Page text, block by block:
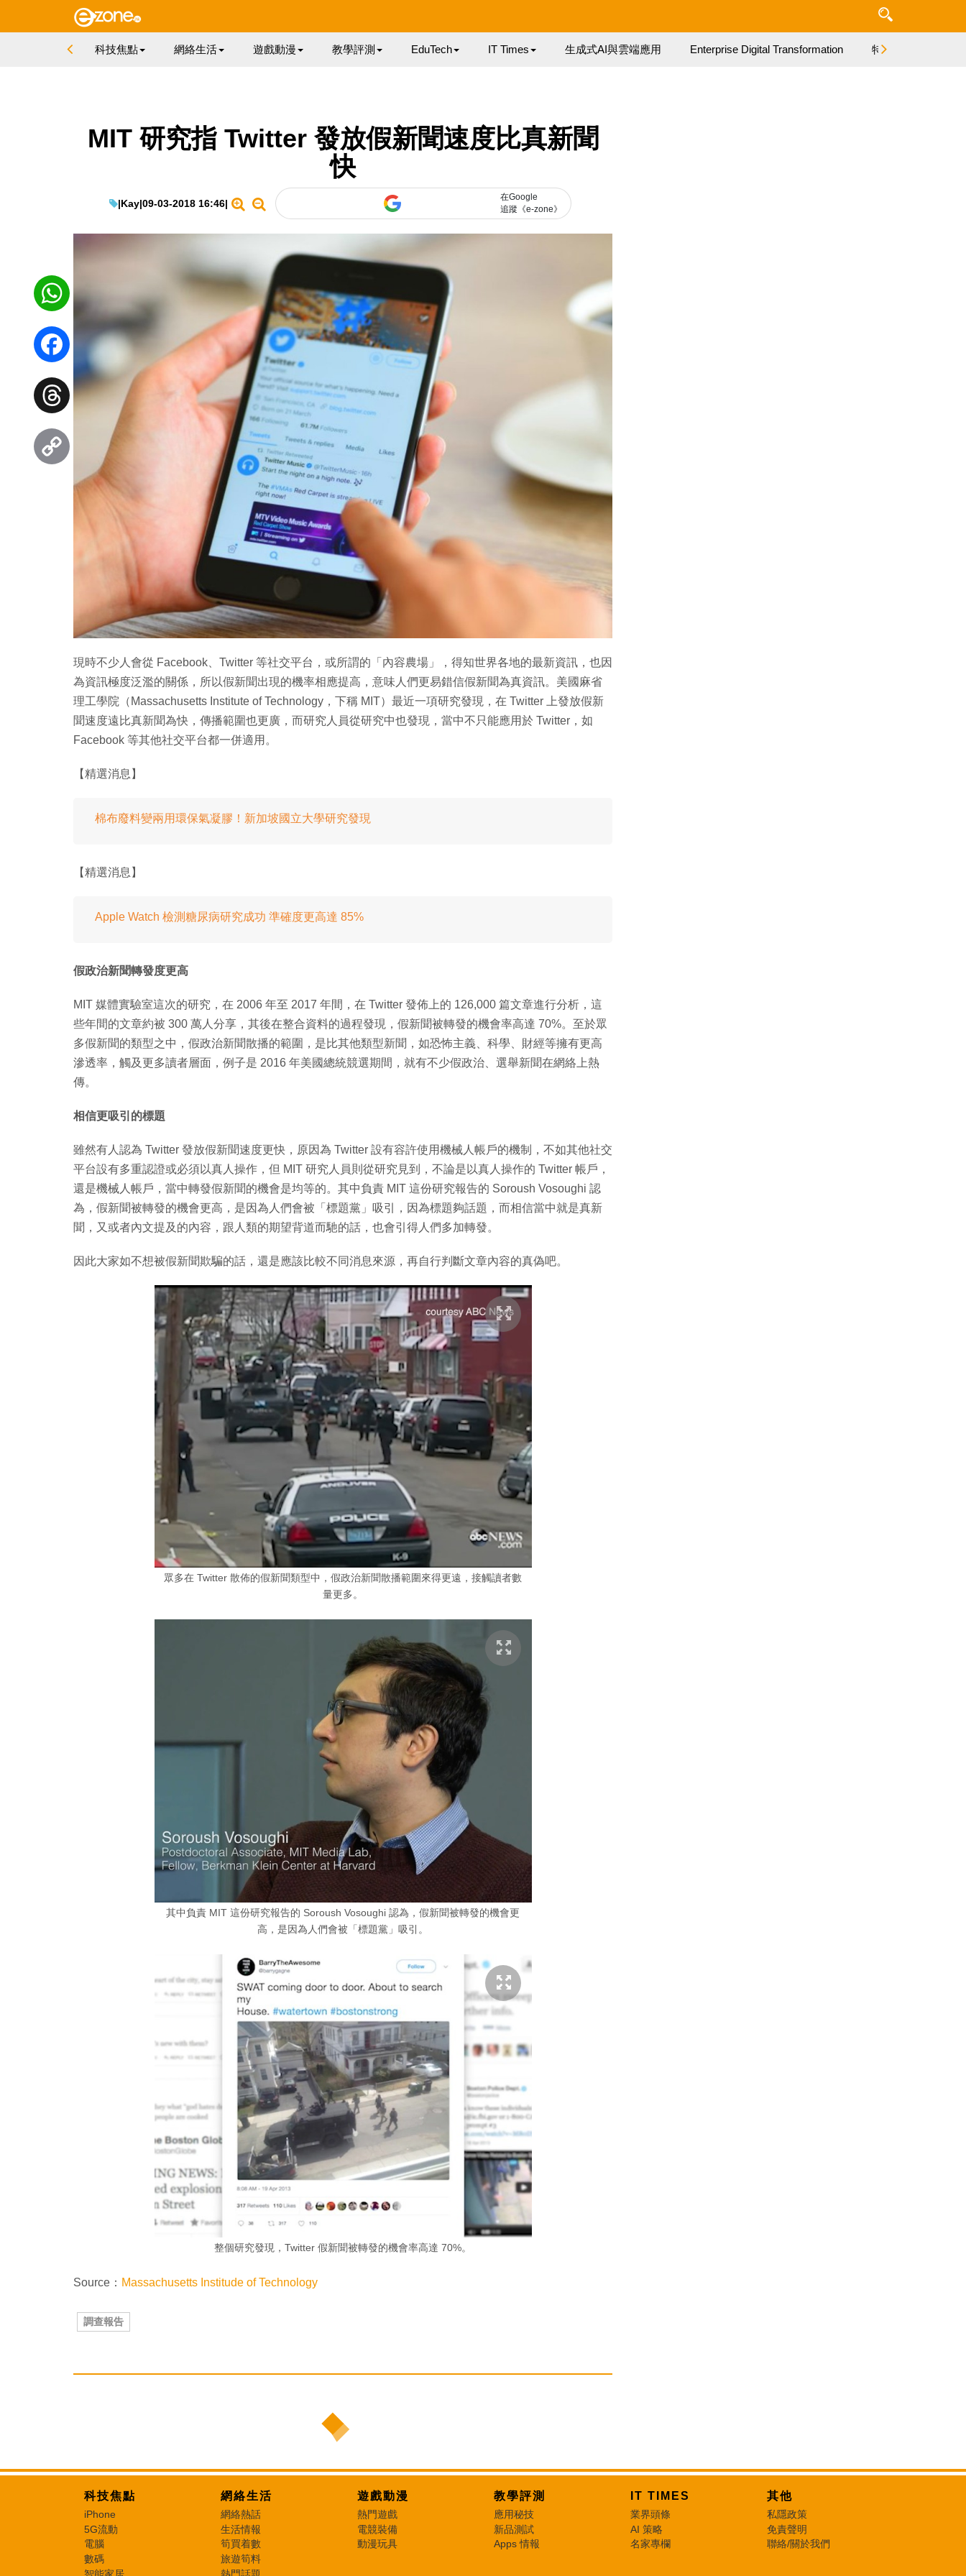
科技焦點 網絡生活 遊戲動漫 教學評測 EduTech IT Times 生成式AI與雲端應用 Enterprise Digital Transformation 特集
MIT 研究指 Twitter 發放假新聞速度比真新聞
快
|Kay|09-03-2018 16:46|
在Google
追蹤《e-zone》
現時不少人會從 Facebook、Twitter 等社交平台，或所謂的「內容農場」，得知世界各地的最新資訊，也因
為資訊極度泛濫的關係，所以假新聞出現的機率相應提高，意味人們更易錯信假新聞為真資訊。美國麻省
理工學院（Massachusetts Institute of Technology，下稱 MIT）最近一項研究發現，在 Twitter 上發放假新
聞速度遠比真新聞為快，傳播範圍也更廣，而研究人員從研究中也發現，當中不只能應用於 Twitter，如
Facebook 等其他社交平台都一併適用。
【精選消息】
棉布廢料變兩用環保氣凝膠！新加坡國立大學研究發現
【精選消息】
Apple Watch 檢測糖尿病研究成功 準確度更高達 85%
假政治新聞轉發度更高
MIT 媒體實驗室這次的研究，在 2006 年至 2017 年間，在 Twitter 發佈上的 126,000 篇文章進行分析，這
些年間的文章約被 300 萬人分享，其後在整合資料的過程發現，假新聞被轉發的機會率高達 70%。至於眾
多假新聞的類型之中，假政治新聞散播的範圍，是比其他類型新聞，如恐怖主義、科學、財經等擁有更高
滲透率，觸及更多讀者層面，例子是 2016 年美國總統競選期間，就有不少假政治、選舉新聞在網絡上熱
傳。
相信更吸引的標題
雖然有人認為 Twitter 發放假新聞速度更快，原因為 Twitter 設有容許使用機械人帳戶的機制，不如其他社交
平台設有多重認證或必須以真人操作，但 MIT 研究人員則從研究見到，不論是以真人操作的 Twitter 帳戶，
還是機械人帳戶，當中轉發假新聞的機會是均等的。其中負責 MIT 這份研究報告的 Soroush Vosoughi 認
為，假新聞被轉發的機會更高，是因為人們會被「標題黨」吸引，因為標題夠話題，而相信當中就是真新
聞，又或者內文提及的內容，跟人類的期望背道而馳的話，也會引得人們多加轉發。
因此大家如不想被假新聞欺騙的話，還是應該比較不同消息來源，再自行判斷文章內容的真偽吧。
眾多在 Twitter 散佈的假新聞類型中，假政治新聞散播範圍來得更遠，接觸讀者數
量更多。
其中負責 MIT 這份研究報告的 Soroush Vosoughi 認為，假新聞被轉發的機會更
高，是因為人們會被「標題黨」吸引。
整個研究發現，Twitter 假新聞被轉發的機會率高達 70%。
Source： Massachusetts Institude of Technology
調查報告
WhatsApp
Facebook
Threads
Copy
科技焦點
iPhone
5G流動
電腦
數碼
網絡生活
網絡熱話
生活情報
筍買着數
旅遊筍料
遊戲動漫
熱門遊戲
電競裝備
動漫玩具
教學評測
應用秘技
新品測試
Apps 情報
IT TIMES
業界頭條
AI 策略
名家專欄
其他
私隱政策
免責聲明
聯絡/關於我們